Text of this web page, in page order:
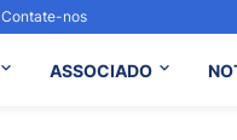
Contate-nos
ASSOCIADO